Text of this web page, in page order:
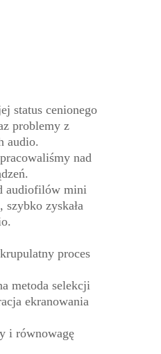
status cenionego
problemy z
audio.
nad
audiofilów mini
zyskała
proces
metoda selekcji
ekranowania
i równowagę